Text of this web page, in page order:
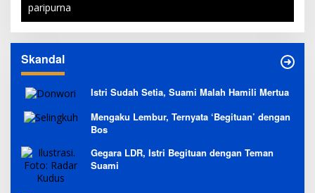
paripurna
Skandal
Istri Sudah Setia, Suami Malah Hamili Mertua
Mengaku Lembur, Ternyata ‘Begituan’ dengan
Bos
Gegara LDR, Istri Begituan dengan Teman
Suami